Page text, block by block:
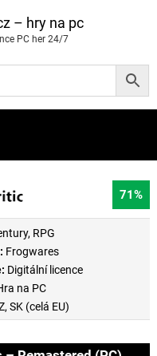
– hry na pc
PC her 24/7
71%
, RPG
Frogwares
Digitální licence
na PC
SK (celá EU)